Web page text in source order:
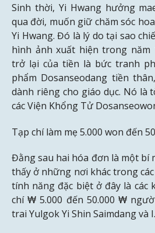
Sinh thời, Yi Hwang hưởng
qua đời, muốn giữ chăm sóc
Yi Hwang. Đó là lý do tại sao
hình ảnh xuất hiện trong năm
trở lại của tiền là bức tranh
phẩm Dosanseodang tiền
dành riêng cho giáo dục. Nó là
các Viện Khổng Tử
Tạp chí làm mẹ 5.000 won đến
Đằng sau hai hóa đơn là một bí
thấy ở những nơi khác trong
tính năng đặc biệt ở đây là các
chí ₩ 5.000 đến 50.000 ₩
trai Yulgok Yi Shin Saimdang và I.